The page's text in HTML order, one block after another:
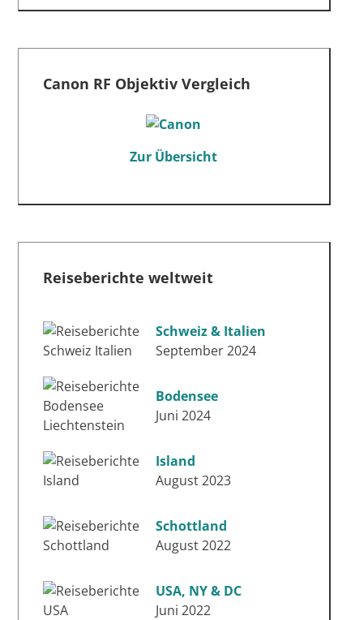
Canon RF Objektiv Vergleich
Zur Übersicht
Reiseberichte weltweit
Schweiz & Italien
September 2024
Bodensee
Juni 2024
Island
August 2023
Schottland
August 2022
USA, NY & DC
Juni 2022